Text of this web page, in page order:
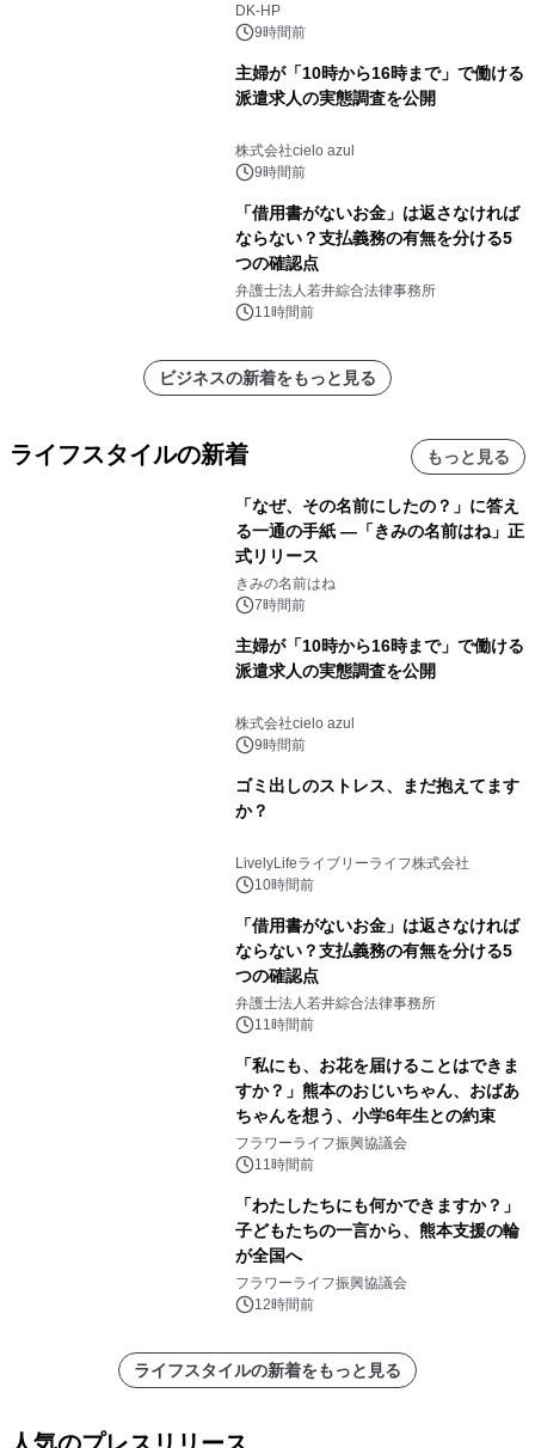
DK-HP
9時間前
主婦が「10時から16時まで」で働ける
派遣求人の実態調査を公開
株式会社cielo azul
9時間前
「借用書がないお金」は返さなければ
ならない？支払義務の有無を分ける5
つの確認点
弁護士法人若井綜合法律事務所
11時間前
ビジネスの新着をもっと見る
ライフスタイルの新着 もっと見る
「なぜ、その名前にしたの？」に答え
る一通の手紙 ―「きみの名前はね」正
式リリース
きみの名前はね
7時間前
主婦が「10時から16時まで」で働ける
派遣求人の実態調査を公開
株式会社cielo azul
9時間前
ゴミ出しのストレス、まだ抱えてます
か？
LivelyLifeライブリーライフ株式会社
10時間前
「借用書がないお金」は返さなければ
ならない？支払義務の有無を分ける5
つの確認点
弁護士法人若井綜合法律事務所
11時間前
「私にも、お花を届けることはできま
すか？」熊本のおじいちゃん、おばあ
ちゃんを想う、小学6年生との約束
フラワーライフ振興協議会
11時間前
「わたしたちにも何かできますか？」
子どもたちの一言から、熊本支援の輪
が全国へ
フラワーライフ振興協議会
12時間前
ライフスタイルの新着をもっと見る